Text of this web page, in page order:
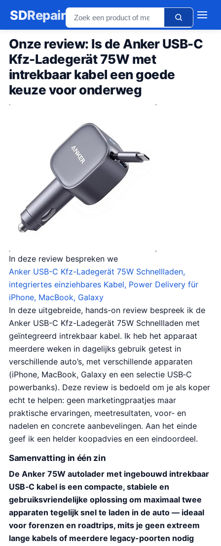
SDRepair
Onze review: Is de Anker USB-C
Kfz-Ladegerät 75W met
intrekbaar kabel een goede
keuze voor onderweg
In deze review bespreken we
Anker USB-C Kfz-Ladegerät 75W Schnellladen,
integriertes einziehbares Kabel, Power Delivery für
iPhone, MacBook, Galaxy
In deze uitgebreide, hands-on review bespreek ik de
Anker USB-C Kfz-Ladegerät 75W Schnellladen met
geïntegreerd intrekbaar kabel. Ik heb het apparaat
meerdere weken in dagelijks gebruik getest in
verschillende auto’s, met verschillende apparaten
(iPhone, MacBook, Galaxy en een selectie USB‑C
powerbanks). Deze review is bedoeld om je als koper
echt te helpen: geen marketingpraatjes maar
praktische ervaringen, meetresultaten, voor- en
nadelen en concrete aanbevelingen. Aan het einde
geef ik een helder koopadvies en een eindoordeel.
Samenvatting in één zin
De Anker 75W autolader met ingebouwd intrekbaar
USB‑C kabel is een compacte, stabiele en
gebruiksvriendelijke oplossing om maximaal twee
apparaten tegelijk snel te laden in de auto — ideaal
voor forenzen en roadtrips, mits je geen extreem
lange kabels of meerdere legacy-poorten nodig